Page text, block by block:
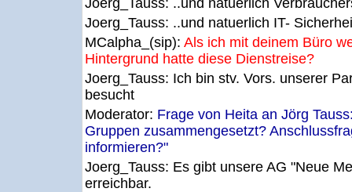
Joerg_Tauss: ..und natuerlich
Joerg_Tauss: ..und natuerlich IT-
MCalpha_(sip): Als ich mit deinem Büro
Hintergrund hatte diese Dienstreise?
Joerg_Tauss: Ich bin stv. Vors. unserer
besucht
Moderator: Frage von Heita an Jörg
Gruppen zusammengesetzt?
informieren?"
Joerg_Tauss: Es gibt unsere AG "Neue
erreichbar.